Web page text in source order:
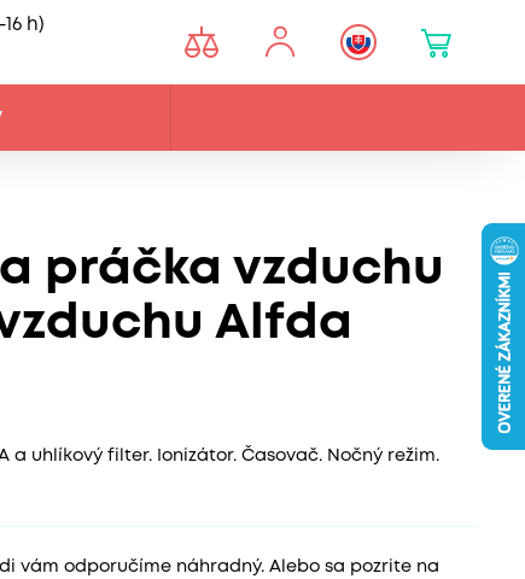
h)
práčka vzduchu
Alfda
a uhlíkový filter. Ionizátor. Časovač. Nočný režim.
vám odporučíme náhradný. Alebo sa pozrite na